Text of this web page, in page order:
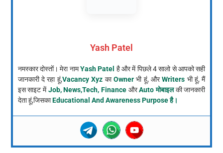
Yash Patel
नमस्कार दोस्तों। मेरा नामYash Patel है और में पिछले 4 सालो से आपको सही
जानकारी दे रहा हूं,Vacancy Xyz काOwnerभी हूं, औरWriters भी हूं, मैं
इस साइट मेंJob, News,Tech, Finance औरAuto मोबाइलकी जानकारी
देता हूं,जिसकाEducational And Awareness Purpose है।